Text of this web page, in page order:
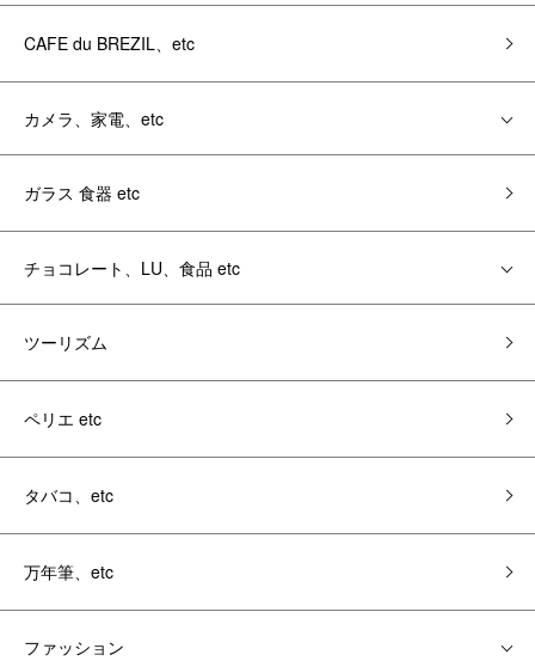
CAFE du BREZIL、etc
カメラ、家電、etc
ガラス 食器 etc
チョコレート、LU、食品 etc
ツーリズム
ペリエ etc
タバコ、etc
万年筆、etc
ファッション